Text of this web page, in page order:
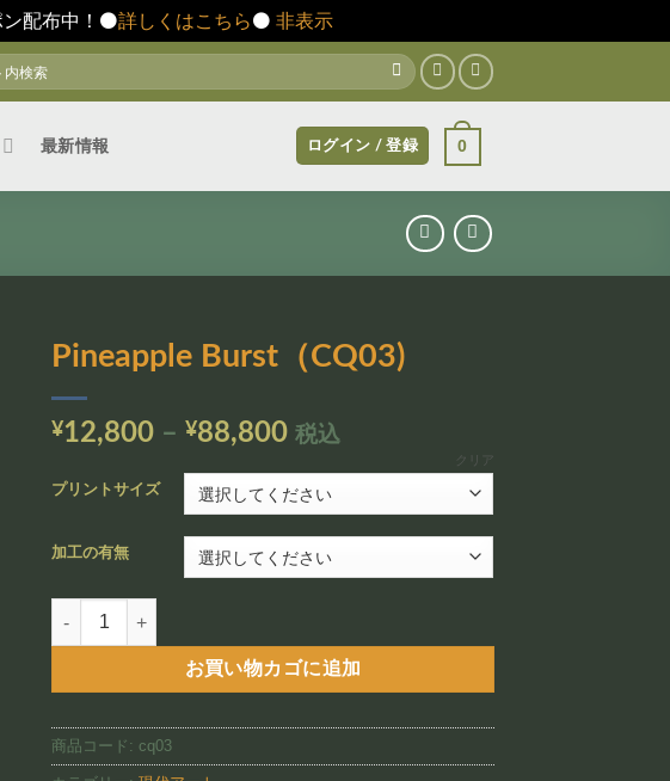
配布中！⚫️詳しくはこちら⚫️ 非表示
最新情報 ログイン / 登録 0
Pineapple Burst（CQ03)
¥12,800 – ¥88,800価
帯:
¥12,800
–
¥88,800
税込
プリントサイズ
加工の有無
クリア
Pineapple Burst（CQ03)個
お買い物カゴに追加
商品コード:cq03